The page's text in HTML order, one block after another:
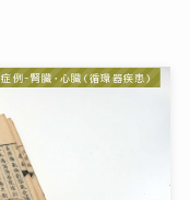
症例-腎臓・心臓(循環器疾患)